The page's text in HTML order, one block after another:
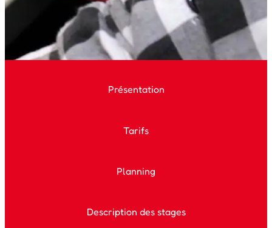
Présentation
Tarifs
Planning
Description des stages